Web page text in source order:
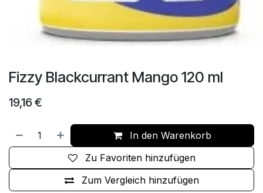
Fizzy Blackcurrant Mango 120 ml
19,16 €
In den Warenkorb
Zum Vergleich hinzufügen
Zu Favoriten hinzufügen